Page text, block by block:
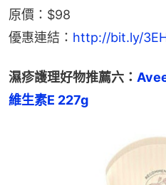
原價：$98
優惠連結： http://bit.ly/
濕疹護理好物推薦六：
維生素E 227g